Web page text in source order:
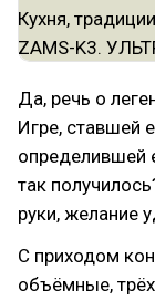
Да, речь о
Игре, ставшей
определившей
так
руки, желание
С приходом
объёмные,